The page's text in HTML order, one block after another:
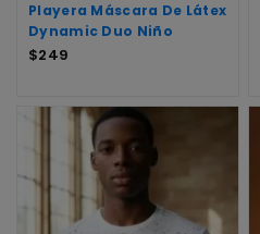
Playera Máscara De Látex
Dynamic Duo Niño
$249